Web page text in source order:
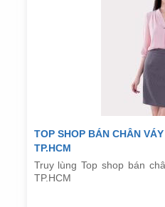
TOP SHOP BÁN CHÂN
TP.HCM
Truy lùng Top shop bán
TP.HCM